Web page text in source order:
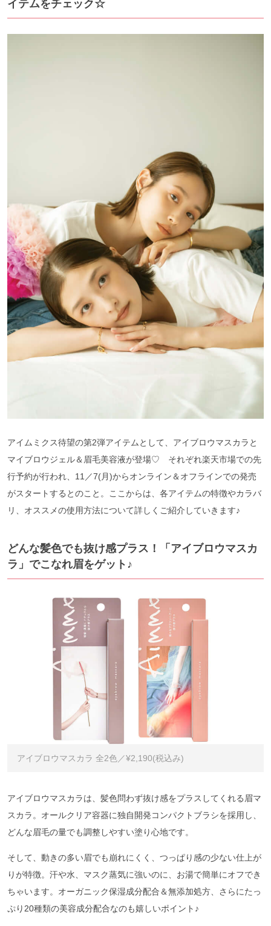
イテムをチェック☆
アイムミクス待望の第2弾アイテムとして、アイブロウマスカラと
マイブロウジェル＆眉毛美容液が登場♡ それぞれ楽天市場での先
行予約が行われ、11／7(月)からオンライン＆オフラインでの発売
がスタートするとのこと。ここからは、各アイテムの特徴やカラバ
リ、オススメの使用方法について詳しくご紹介していきます♪
どんな髪色でも抜け感プラス！「アイブロウマスカ
ラ」でこなれ眉をゲット♪
アイブロウマスカラ 全2色／¥2,190(税込み)
アイブロウマスカラは、髪色問わず抜け感をプラスしてくれる眉マ
スカラ。オールクリア容器に独自開発コンパクトブラシを採用し、
どんな眉毛の量でも調整しやすい塗り心地です。
そして、動きの多い眉でも崩れにくく、つっぱり感の少ない仕上が
りが特徴。汗や水、マスク蒸気に強いのに、お湯で簡単にオフでき
ちゃいます。オーガニック保湿成分配合＆無添加処方、さらにたっ
ぷり20種類の美容成分配合なのも嬉しいポイント♪